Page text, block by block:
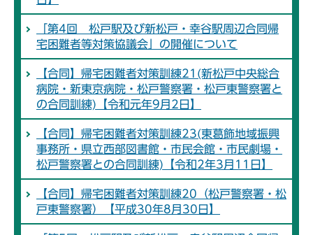
「第4回 松戸駅及び新松戸・幸谷駅周辺合同帰
宅困難者等対策協議会」の開催について
【合同】帰宅困難者対策訓練21(新松戸中央総合
病院・新東京病院・松戸警察署・松戸東警察署と
の合同訓練)【令和元年9月2日】
【合同】帰宅困難者対策訓練23(東葛飾地域振興
事務所・県立西部図書館・市民会館・市民劇場・
松戸警察署との合同訓練)【令和2年3月11日】
【合同】帰宅困難者対策訓練20（松戸警察署・松
戸東警察署）【平成30年8月30日】